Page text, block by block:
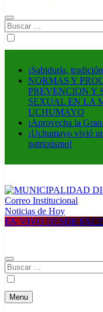
Buscar:
¡Sabiduría,
NORMAS Y
PREVENCION Y
SEXUAL EN LA
UCHUMAYO
¡Aprovecha la
¡Uchumayo vivió
patriotismo!
Construyendo una nueva
Correo Institucional
Noticias de Hoy
EN VIVO DESDE
Buscar:
Menu